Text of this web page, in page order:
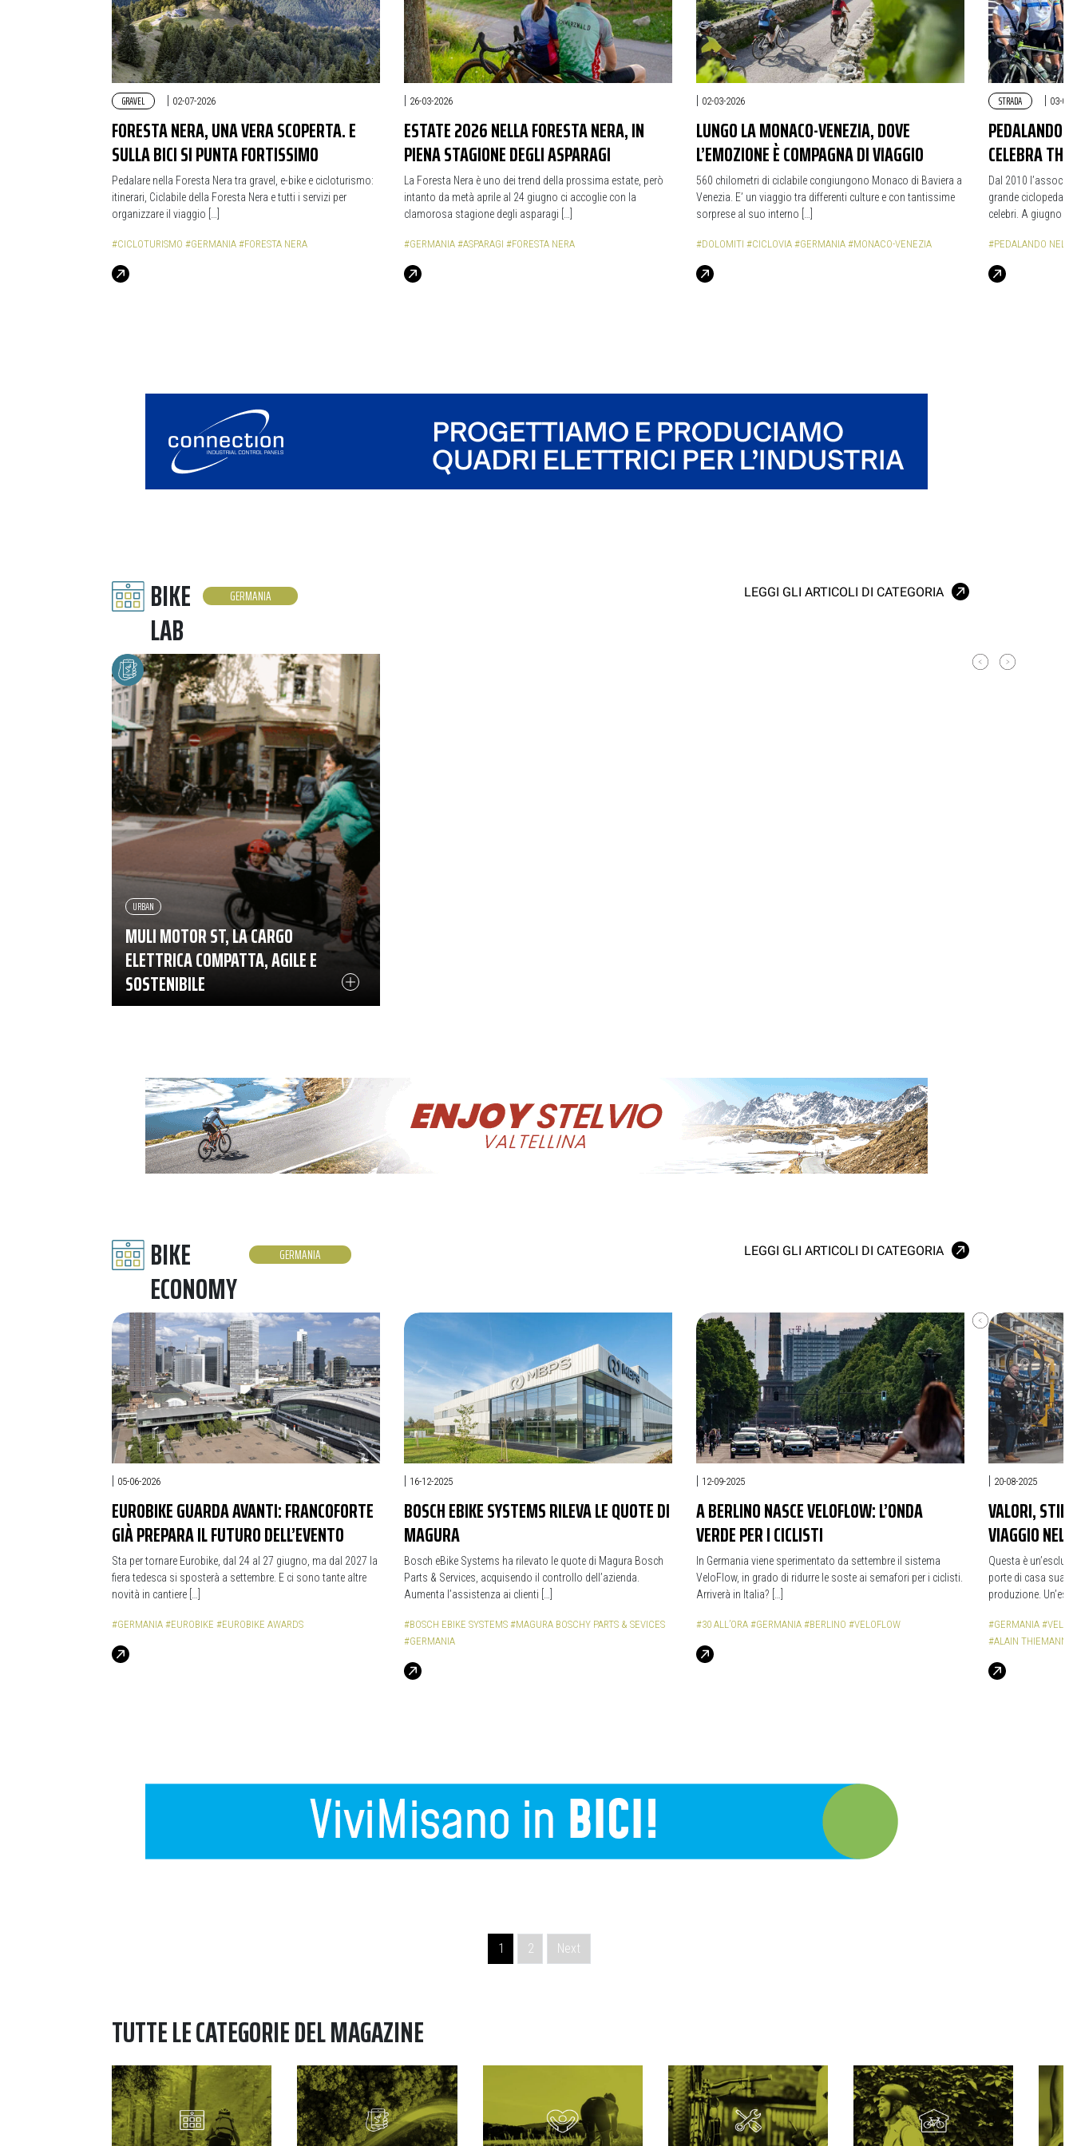
GRAVEL | 02-07-2026
FORESTA NERA, UNA VERA SCOPERTA. E
SULLA BICI SI PUNTA FORTISSIMO
Pedalare nella Foresta Nera tra gravel, e-bike e cicloturismo:
itinerari, Ciclabile della Foresta Nera e tutti i servizi per
organizzare il viaggio […]
#CICLOTURISMO #GERMANIA #FORESTA NERA
| 26-03-2026
ESTATE 2026 NELLA FORESTA NERA, IN
PIENA STAGIONE DEGLI ASPARAGI
La Foresta Nera è uno dei trend della prossima estate, però
intanto da metà aprile al 24 giugno ci accoglie con la
clamorosa stagione degli asparagi […]
#GERMANIA #ASPARAGI #FORESTA NERA
| 02-03-2026
LUNGO LA MONACO-VENEZIA, DOVE
L’EMOZIONE È COMPAGNA DI VIAGGIO
560 chilometri di ciclabile congiungono Monaco di Baviera a
Venezia. E’ un viaggio tra differenti culture e con tantissime
sorprese al suo interno […]
#DOLOMITI #CICLOVIA #GERMANIA #MONACO-VENEZIA
STRADA | 03-
PEDALANDO
CELEBRA
Dal 2010
grande
celebri. A giugno
#PEDALANDO
BIKE
LAB
GERMANIA LEGGI GLI ARTICOLI DI CATEGORIA
URBAN
MULI MOTOR ST, LA CARGO
ELETTRICA COMPATTA, AGILE E
SOSTENIBILE
BIKE
ECONOMY
GERMANIA LEGGI GLI ARTICOLI DI CATEGORIA
05-06-2026
EUROBIKE GUARDA AVANTI: FRANCOFORTE
GIÀ PREPARA IL FUTURO DELL’EVENTO
Sta per tornare Eurobike, dal 24 al 27 giugno, ma dal 2027 la
fiera tedesca si sposterà a settembre. E ci sono tante altre
novità in cantiere […]
#GERMANIA #EUROBIKE #EUROBIKE AWARDS
16-12-2025
BOSCH EBIKE SYSTEMS RILEVA LE QUOTE DI
MAGURA
Bosch eBike Systems ha rilevato le quote di Magura Bosch
Parts & Services, acquisendo il controllo dell’azienda.
Aumenta l’assistenza ai clienti […]
#BOSCH EBIKE SYSTEMS #MAGURA BOSCHY PARTS & SEVICES
#GERMANIA
12-09-2025
A BERLINO NASCE VELOFLOW: L’ONDA
VERDE PER I CICLISTI
In Germania viene sperimentato da settembre il sistema
VeloFlow, in grado di ridurre le soste ai semafori per i ciclisti.
Arriverà in Italia? […]
#30 ALL’ORA #GERMANIA #BERLINO #VELOFLOW
20-08-2025
VALORI,
VIAGGIO NEL
Questa è
porte di casa sua
produzione.
#GERMANIA #VELO
#ALAIN THIEMANN
1 2 Next
TUTTE LE CATEGORIE DEL MAGAZINE